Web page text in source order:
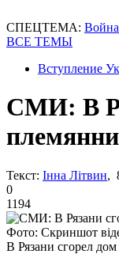
СПЕЦТЕМА:
ВСЕ ТЕМЫ
Вступление
СМИ: В
Текст: Інна Літвин,
0
1194
Фото: Скриншот
В Рязани сгорел